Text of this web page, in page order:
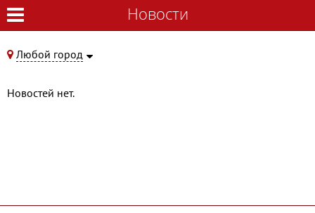
Новости
Новости
Любой город
Новостей нет.